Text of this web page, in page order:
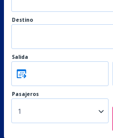
Destino
Salida
Pasajeros
1